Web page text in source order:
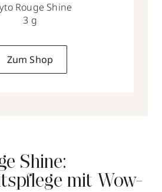
Rouge Shine
3 g
Zum Shop
Shine:
mit Wow-